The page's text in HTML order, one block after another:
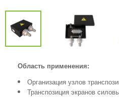
Область применения:
Организация узлов
Транспозиция экранов